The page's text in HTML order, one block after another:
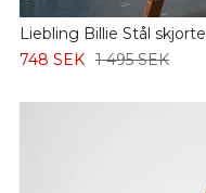
Liebling Billie Stål skjorte
748 SEK 1 495 SEK